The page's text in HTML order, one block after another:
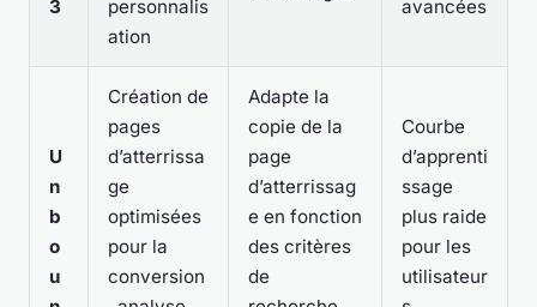
3
personnalis
ation
avancées
U
n
b
o
u
Création de
pages
d’atterrissa
ge
optimisées
pour la
conversion
Adapte la
copie de la
page
d’atterrissag
e en fonction
des critères
de
Courbe
d’apprenti
ssage
plus raide
pour les
utilisateur